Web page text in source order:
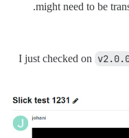
might need to be
I just checked on